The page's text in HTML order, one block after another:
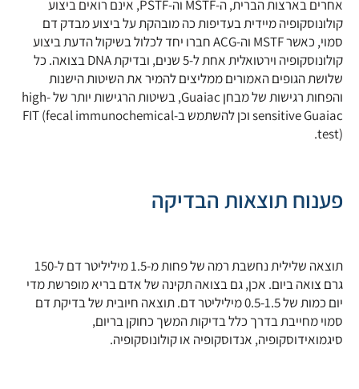
אחרים בארצות הברית, ה-MSTF וה-PSTF, אינם רואים ביצוע
קולונוסקופיה מיידית בעדיפות כה מובהקת על ביצוע מבדק דם
סמוי, כאשר MSTF וה-ACG חברו יחד לכלול בשיקול הדעת ביצוע
קולונוסקופיה וירטואלית אחת ל-5 שנים, ובדיקת DNA בצואה. כל
שלושת הגופים האמורים ממליצים להמיר את השיטות הישנות
והפחות רגישות של מבחן Guaiac, בשיטות הרגישות יותר של high-
sensitive Guaiac וכן להשתמש ב-FIT (fecal immunochemical
test).
פענוח תוצאות הבדיקה
תוצאה שלילית נחשבת רמה של פחות מ-1.5 מיליליטר דם ל-150
גרם צואה ביום. אכן, גם בצואה תקינה של אדם בריא מופרשת מדי
יום כמות של 0.5-1.5 מיליליטר דם. תוצאה חיובית של בדיקת דם
סמוי מחייבת בדרך כלל בדיקות המשך כחוקן בריום,
סיגמואידוסקופיה, אנדוסקופיה או קולונוסקופיה.